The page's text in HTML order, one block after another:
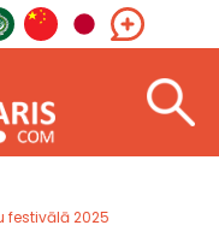
festivālā 2025